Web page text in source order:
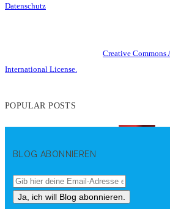
Datenschutz
Creative
International License.
POPULAR POSTS
BLOG ABONNIEREN